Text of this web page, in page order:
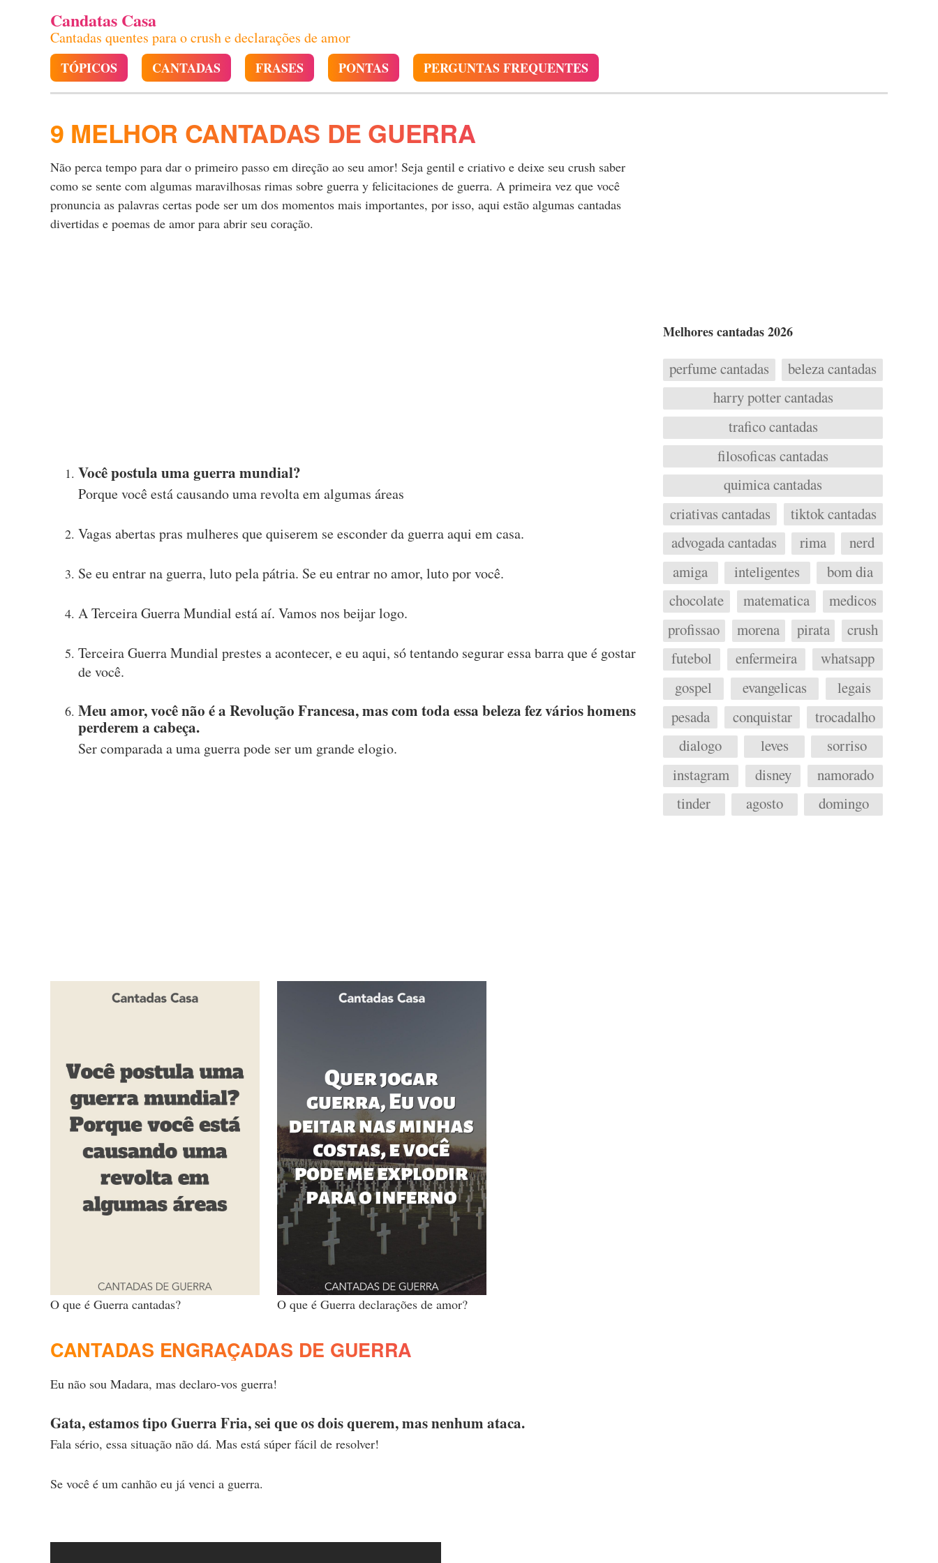
Candatas Casa
Cantadas quentes para o crush e declarações de amor
TÓPICOS CANTADAS FRASES PONTAS PERGUNTAS FREQUENTES
9 MELHOR CANTADAS DE GUERRA
Não perca tempo para dar o primeiro passo em direção ao seu amor! Seja gentil e criativo e deixe seu crush saber
como se sente com algumas maravilhosas rimas sobre guerra y felicitaciones de guerra. A primeira vez que você
pronuncia as palavras certas pode ser um dos momentos mais importantes, por isso, aqui estão algumas cantadas
divertidas e poemas de amor para abrir seu coração.
Você postula uma guerra mundial?
Porque você está causando uma revolta em algumas áreas
Vagas abertas pras mulheres que quiserem se esconder da guerra aqui em casa.
Se eu entrar na guerra, luto pela pátria. Se eu entrar no amor, luto por você.
A Terceira Guerra Mundial está aí. Vamos nos beijar logo.
Terceira Guerra Mundial prestes a acontecer, e eu aqui, só tentando segurar essa barra que é gostar
de você.
Meu amor, você não é a Revolução Francesa, mas com toda essa beleza fez vários homens
perderem a cabeça.
Ser comparada a uma guerra pode ser um grande elogio.
O que é Guerra cantadas? O que é Guerra declarações de amor?
CANTADAS ENGRAÇADAS DE GUERRA
Eu não sou Madara, mas declaro-vos guerra!
Gata, estamos tipo Guerra Fria, sei que os dois querem, mas nenhum ataca.
Fala sério, essa situação não dá. Mas está súper fácil de resolver!
Se você é um canhão eu já venci a guerra.
Melhores cantadas 2026
perfume cantadas
beleza cantadas
harry potter cantadas
trafico cantadas
filosoficas cantadas
quimica cantadas
criativas cantadas
tiktok cantadas
advogada cantadas
rima
nerd
amiga
inteligentes
bom dia
chocolate
matematica
medicos
profissao
morena pirata
crush
futebol
enfermeira
whatsapp
gospel
evangelicas
legais
pesada
conquistar
trocadalho
dialogo
leves
sorriso
instagram
disney
namorado
tinder
agosto domingo